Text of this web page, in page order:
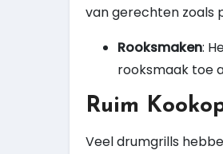
van gerechten zoals
Rooksmaken:
rooksmaak toe
Ruim
Veel drumgrills